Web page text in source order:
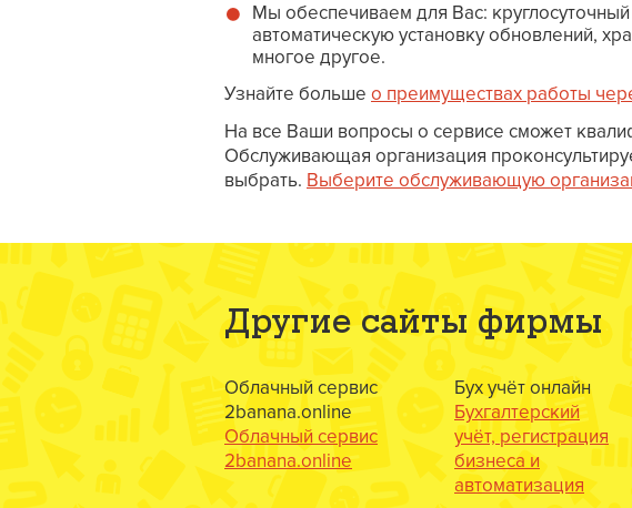
Мы обеспечиваем для Вас:
автоматическую установку обновлений,
многое другое.
Узнайте больше о преимуществах работы
На все Ваши вопросы о сервисе сможет
Обслуживающая организация
выбрать. Выберите обслуживающую
Другие сайты фирмы
Облачный сервис
2banana.online
Облачный сервис
2banana.online
Бух учёт онлайн
Бухгалтерский
учёт, регистрация
бизнеса и
автоматизация